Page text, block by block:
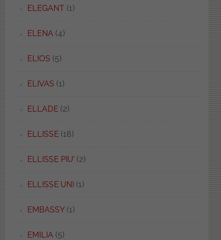
ELEGANT (1)
ELENA (4)
ELIOS (5)
ELIVAS (1)
ELLADE(2)
ELLISSE(18)
ELLISSE PIU' (2)
ELLISSE UNI (1)
EMBASSY(1)
EMILIA (5)